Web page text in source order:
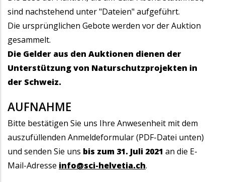
sind nachstehend unter "Dateien" aufgeführt.
Die ursprünglichen Gebote werden vor der Auktion
gesammelt.
Die Gelder aus den Auktionen dienen der
Unterstützung von Naturschutzprojekten in
der Schweiz.
AUFNAHME
Bitte bestätigen Sie uns Ihre Anwesenheit mit dem
auszufüllenden Anmeldeformular (PDF-Datei unten)
und senden Sie uns bis zum 31. Juli 2021 an die E-
Mail-Adresse info@sci-helvetia.ch.